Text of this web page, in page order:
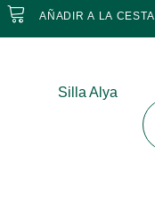
AÑADIR A LA CESTA